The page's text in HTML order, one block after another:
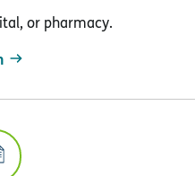
or pharmacy.